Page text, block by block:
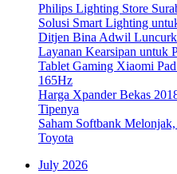
Philips Lighting Store
Solusi Smart Lighting
Ditjen Bina Adwil
Layanan Kearsipan untuk
Tablet Gaming Xiaomi
165Hz
Harga Xpander Bekas
Tipenya
Saham Softbank
Toyota
July 2026